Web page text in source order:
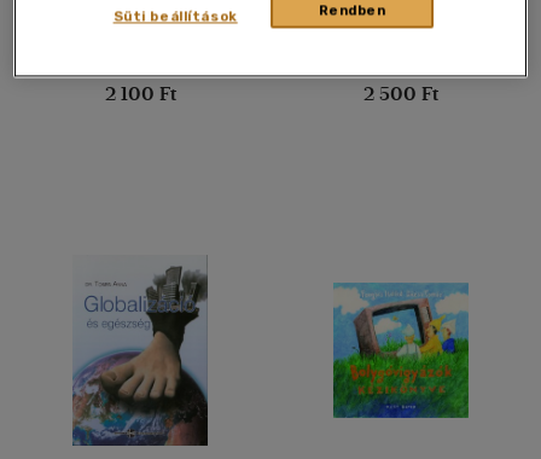
Utolsó ismert ár:
2 100 Ft
Utolsó ismert ár:
2 500 Ft
Rendben
Süti beállítások